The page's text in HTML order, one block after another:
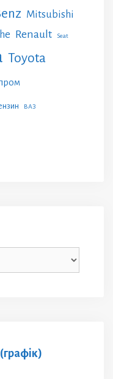
Mitsubishi
Renault Seat
Toyota
ВАЗ